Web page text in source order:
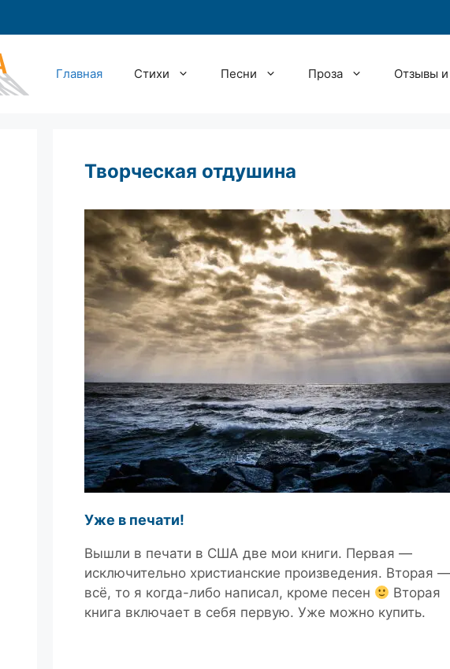
Главная Стихи Песни Проза Отзывы
Творческая отдушина
Уже в печати!
Вышли в печати в США две мои книги. Первая —
исключительно христианские произведения. Вторая —
всё, то я когда-либо написал, кроме песен
Вторая
книга включает в себя первую. Уже можно купить.